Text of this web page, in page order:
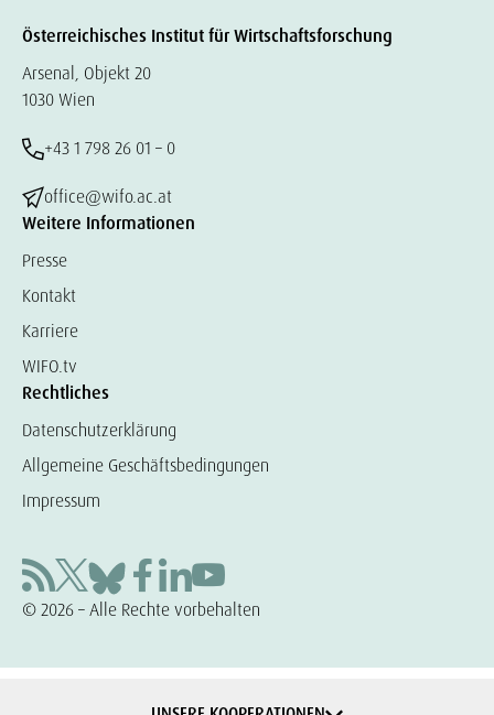
Österreichisches Institut für Wirtschaftsforschung
Arsenal, Objekt 20
1030 Wien
+43 1 798 26 01 – 0
office@wifo.ac.at
Weitere Informationen
Presse
Kontakt
Karriere
WIFO.tv
Rechtliches
Datenschutzerklärung
Allgemeine Geschäftsbedingungen
Impressum
© 2026 – Alle Rechte vorbehalten